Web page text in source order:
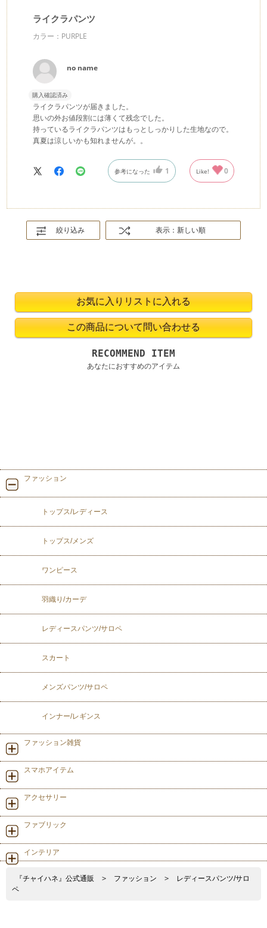
ライクラパンツ
カラー：PURPLE
no name
購入確認済み
ライクラパンツが届きました。
思いの外お値段割には薄くて残念でした。
持っているライクラパンツはもっとしっかりした生地なので。
真夏は涼しいかも知れませんが。。
参考になった 1 Like! 0
絞り込み 表示：新しい順
RECOMMEND ITEM
あなたにおすすめのアイテム
ファッション
トップス/レディース
トップス/メンズ
ワンピース
羽織り/カーデ
レディースパンツ/サロペ
スカート
メンズパンツ/サロペ
インナー/レギンス
ファッション雑貨
スマホアイテム
アクセサリー
ファブリック
インテリア
『チャイハネ』公式通販 > ファッション >
レディースパンツ/サロ
ペ